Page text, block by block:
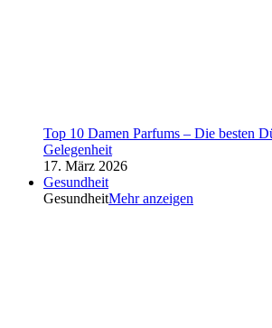
Top 10 Damen Parfums – Die besten
Gelegenheit
17. März 2026
Gesundheit
GesundheitMehr anzeigen